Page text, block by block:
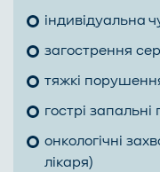
індивідуальна
загострення
тяжкі
гострі
онкологічні
лікаря)